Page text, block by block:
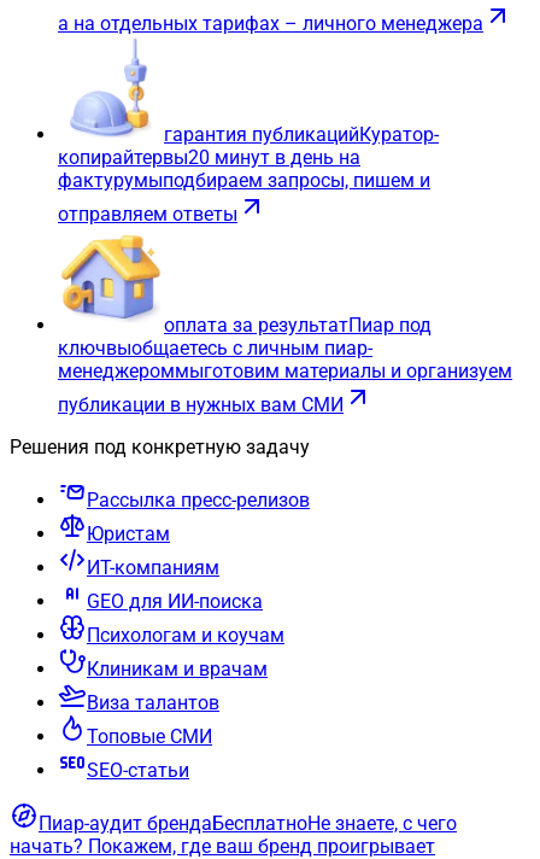
а на отдельных тарифах – личного менеджера
гарантия публикацийКуратор-
копирайтервы20 минут в день на
фактурумыподбираем запросы, пишем и
отправляем ответы
оплата за результатПиар под
ключвыобщаетесь с личным пиар-
менеджероммыготовим материалы и организуем
публикации в нужных вам СМИ
Решения под конкретную задачу
Рассылка пресс-релизов
Юристам
ИТ-компаниям
GEO для ИИ-поиска
Психологам и коучам
Клиникам и врачам
Виза талантов
Топовые СМИ
SEO-статьи
Пиар-аудит брендаБесплатноНе знаете, с чего
начать? Покажем, где ваш бренд проигрывает